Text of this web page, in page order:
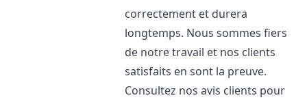
correctement et durera
longtemps. Nous sommes fiers
de notre travail et nos clients
satisfaits en sont la preuve.
Consultez nos avis clients pour